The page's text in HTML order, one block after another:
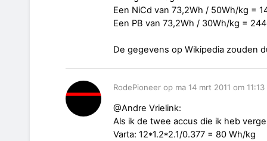
Een NiCd van 73,2Wh / 50Wh/kg =
Een PB van 73,2Wh / 30Wh/kg =
De gegevens op Wikipedia zouden
RodePioneer op ma 14 mrt 2011 om 11:13
@Andre Vrielink:
Als ik de twee accus die ik heb
Varta: 12*1.2*2.1/0.377 = 80 Wh/kg